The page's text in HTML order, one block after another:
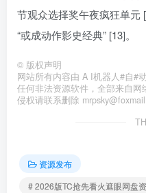
节观众选择奖午夜疯狂单元
“或成动作影史经典” [13]。
© 版权声明
网站所有内容由 A I机器人#自#
任何非法资源软件，全部来自
侵权请联系删除
资源发布
# 2026版TC抢先看火遮眼网盘